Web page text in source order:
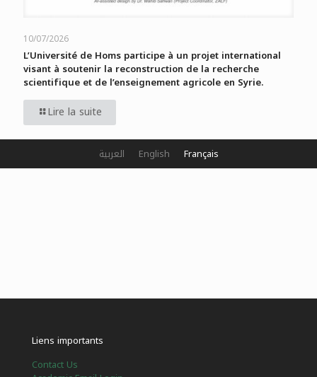
10/07/2026
L’Université de Homs participe à un projet international
visant à soutenir la reconstruction de la recherche
scientifique et de l’enseignement agricole en Syrie.
Lire la suite
Liens importants
Contact Us
العربية English Français